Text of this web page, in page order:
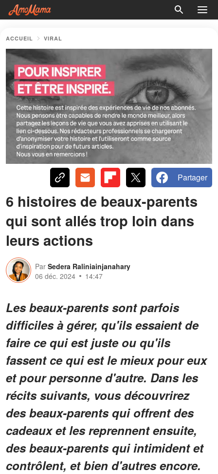
ACCUEIL VIRAL
Partager
6 histoires de beaux-parents
qui sont allés trop loin dans
leurs actions
Par Sedera Raliniainjanahary
06 déc. 2024
14:47
Les beaux-parents sont parfois
difficiles à gérer, qu'ils essaient de
faire ce qui est juste ou qu'ils
fassent ce qui est le mieux pour eux
et pour personne d'autre. Dans les
récits suivants, vous découvrirez
des beaux-parents qui offrent des
cadeaux et les reprennent ensuite,
des beaux-parents qui intimident et
contrôlent, et bien d'autres encore.